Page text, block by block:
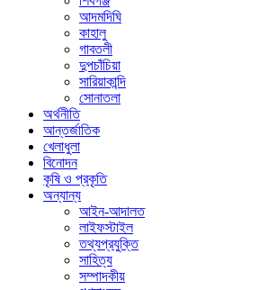
আদমদিঘি
কাহালু
গাবতলী
দুপচাঁচিয়া
সারিয়াকান্দি
সোনাতলা
অর্থনীতি
আন্তর্জাতিক
খেলাধুলা
বিনোদন
কৃষি ও প্রকৃতি
অন্যান্য
আইন-আদালত
লাইফস্টাইল
তথ্যপ্রযুক্তি
সাহিত্য
সম্পাদকীয়